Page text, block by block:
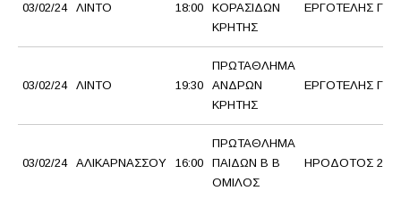
03/02/24 ΛΙΝΤΟ 18:00
ΚΟΡΑΣΙΔΩΝ
ΚΡΗΤΗΣ
ΕΡΓΟΤΕΛΗΣ Γ.Σ.
03/02/24 ΛΙΝΤΟ 19:30
ΠΡΩΤΑΘΛΗΜΑ
ΑΝΔΡΩΝ
ΚΡΗΤΗΣ
ΕΡΓΟΤΕΛΗΣ Γ.Σ.
03/02/24 ΑΛΙΚΑΡΝΑΣΣΟΥ 16:00
ΠΡΩΤΑΘΛΗΜΑ
ΠΑΙΔΩΝ Β Β
ΟΜΙΛΟΣ
ΗΡΟΔΟΤΟΣ 2